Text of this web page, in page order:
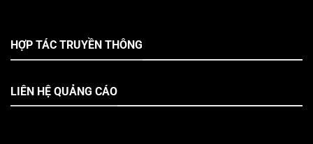
HỢP TÁC TRUYỀN THÔNG
LIÊN HỆ QUẢNG CÁO